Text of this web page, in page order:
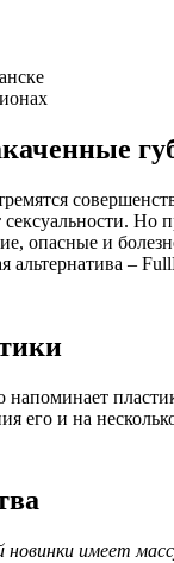
Но
опасные и
альтернатива –
напоминает
его и на
новинки имеет